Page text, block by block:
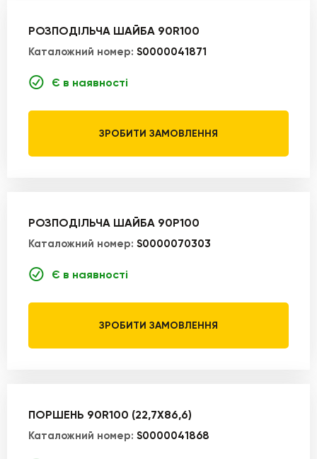
РОЗПОДІЛЬЧА ШАЙБА 90R100
Каталожний номер: S0000041871
Є в наявності
ЗРОБИТИ ЗАМОВЛЕННЯ
РОЗПОДІЛЬЧА ШАЙБА 90P100
Каталожний номер: S0000070303
Є в наявності
ЗРОБИТИ ЗАМОВЛЕННЯ
ПОРШЕНЬ 90R100 (22,7X86,6)
Каталожний номер: S0000041868